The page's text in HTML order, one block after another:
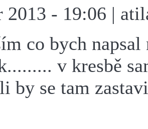
2013 - 19:06 |
co bych napsal
v kresbě
by se tam